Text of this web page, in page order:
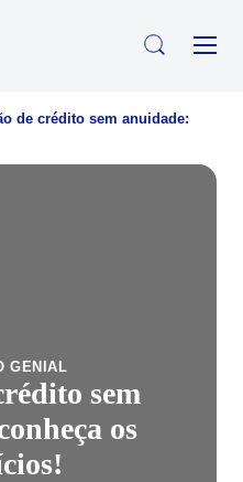
de crédito sem anuidade:
GENIAL
sem
os